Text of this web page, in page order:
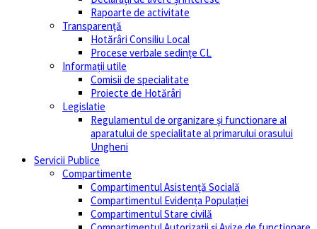
Rapoarte de activitate
Transparență
Hotărâri Consiliu Local
Procese verbale sedințe CL
Informații utile
Comisii de specialitate
Proiecte de Hotărâri
Legislatie
Regulamentul de organizare și functionare al
aparatului de specialitate al primarului orasului
Ungheni
Servicii Publice
Compartimente
Compartimentul Asistență Socială
Compartimentul Evidența Populației
Compartimentul Stare civilă